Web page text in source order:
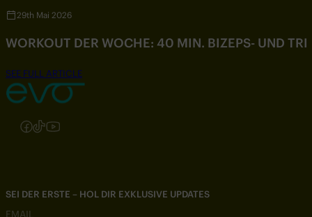
29th Mai 2026
WORKOUT DER WOCHE: 40 MIN. BIZEPS- UND
SEE FULL ARTICLE
Folgen Sie uns auf Instagram
Folgen Sie uns auf Facebook
Folgen Sie uns auf TikTok
Folgen Sie uns auf YouTube
SEI DER ERSTE – HOL DIR EXKLUSIVE UPDATES
EMAIL